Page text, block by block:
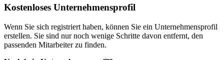
Kostenloses Unternehmensprofil
Wenn Sie sich registriert haben, können Sie ein Unternehmensprofil
erstellen. Sie sind nur noch wenige Schritte davon entfernt, den
passenden Mitarbeiter zu finden.